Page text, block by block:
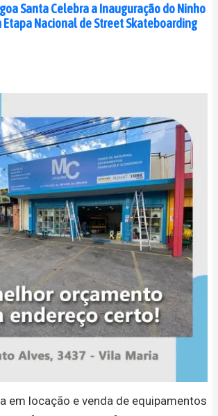
Santa Celebra a Inauguração do Ninho
Etapa Nacional de Street Skateboarding
em locação e venda de equipamentos